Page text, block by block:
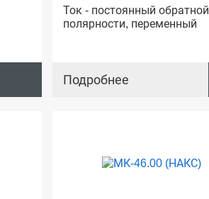
Ток - постоянный обратной
полярности, переменный
Подробнее